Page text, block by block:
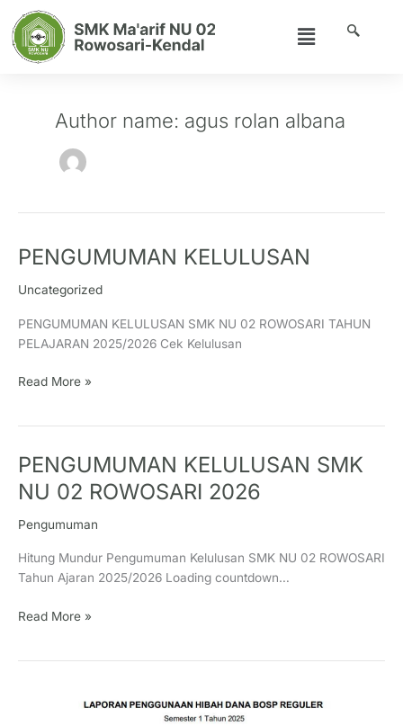
content
Menu
Author name: agus rolan albana
PENGUMUMAN KELULUSAN
Uncategorized
PENGUMUMAN KELULUSAN SMK NU 02 ROWOSARI TAHUN
PELAJARAN 2025/2026 Cek Kelulusan
PENGUMUMAN
Read More »
PENGUMUMAN KELULUSAN SMK
NU 02 ROWOSARI 2026
Pengumuman
Hitung Mundur Pengumuman Kelulusan SMK NU 02 ROWOSARI
Tahun Ajaran 2025/2026 Loading countdown…
PENGUMUMAN
KELULUSAN
SMK
NU
ROWOSARI
2026
Read More »